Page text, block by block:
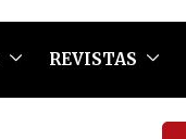
REVISTAS